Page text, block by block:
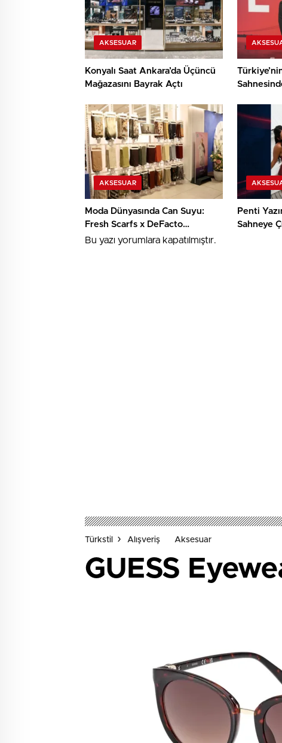
AKSESUAR
Konyalı Saat Ankara’da Üçüncü
Mağazasını Bayrak Açtı
AKSESUAR
Moda Dünyasında Can Suyu:
Fresh Scarfs x DeFacto
Koleksiyonu
Penti
Sahneye
Bu yazı yorumlara kapatılmıştır.
Türkstil Alışveriş Aksesuar
GUESS